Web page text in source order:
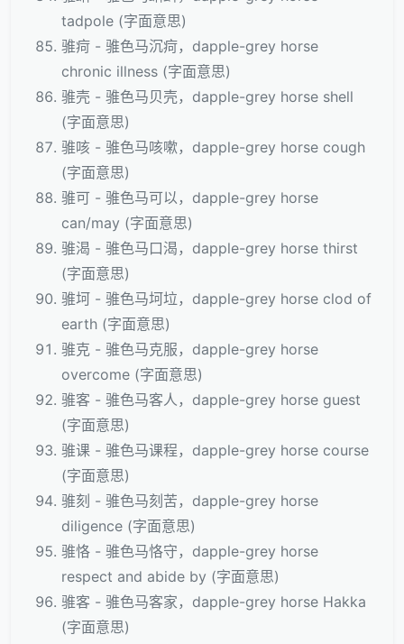
tadpole (字面意思)
骓疴 - 骓色马沉疴，dapple-grey horse
chronic illness (字面意思)
骓壳 - 骓色马贝壳，dapple-grey horse shell
(字面意思)
骓咳 - 骓色马咳嗽，dapple-grey horse cough
(字面意思)
骓可 - 骓色马可以，dapple-grey horse
can/may (字面意思)
骓渴 - 骓色马口渴，dapple-grey horse thirst
(字面意思)
骓坷 - 骓色马坷垃，dapple-grey horse clod of
earth (字面意思)
骓克 - 骓色马克服，dapple-grey horse
overcome (字面意思)
骓客 - 骓色马客人，dapple-grey horse guest
(字面意思)
骓课 - 骓色马课程，dapple-grey horse course
(字面意思)
骓刻 - 骓色马刻苦，dapple-grey horse
diligence (字面意思)
骓恪 - 骓色马恪守，dapple-grey horse
respect and abide by (字面意思)
骓客 - 骓色马客家，dapple-grey horse Hakka
(字面意思)